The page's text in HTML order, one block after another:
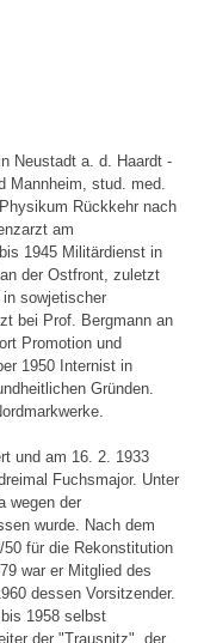
Neustadt a. d. Haardt -
Mannheim, stud. med.
Rückkehr nach
am
1945 Militärdienst in
der Ostfront, zuletzt
sowjetischer
bei Prof. Bergmann an
Promotion und
1950 Internist in
Gründen.
und am 16. 2. 1933
Fuchsmajor. Unter
wegen der
wurde. Nach dem
für die Rekonstitution
war er Mitglied des
dessen Vorsitzender.
1958 selbst
der "Trausnitz", der